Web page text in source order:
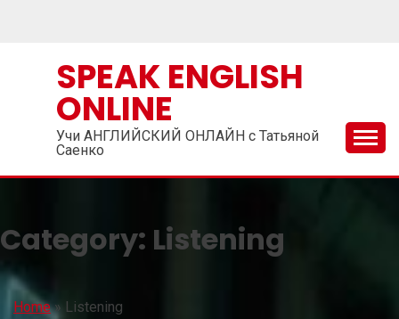
SPEAK ENGLISH
ONLINE
Учи АНГЛИЙСКИЙ ОНЛАЙН с Татьяной
Саенко
Category: Listening
Home» Listening